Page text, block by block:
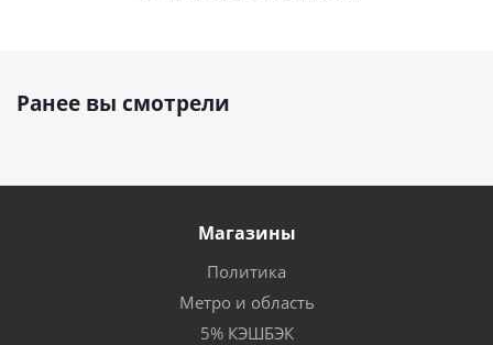
Ранее вы смотрели
Магазины
Политика
Метро и область
5% КЭШБЭК